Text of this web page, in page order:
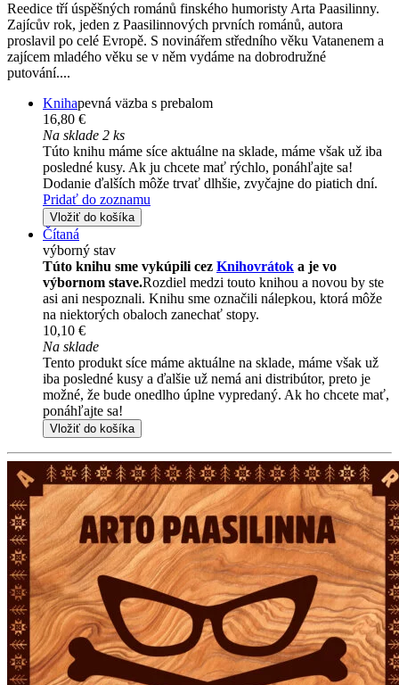
Reedice tří úspěšných románů finského humoristy Arta Paasilinny.
Zajícův rok, jeden z Paasilinnových prvních románů, autora
proslavil po celé Evropě. S novinářem středního věku Vatanenem a
zajícem mladého věku se v něm vydáme na dobrodružné
putování....
Knihapevná väzba s prebalom
16,80 €
Na sklade 2 ks
Túto knihu máme síce aktuálne na sklade, máme však už iba
posledné kusy. Ak ju chcete mať rýchlo, ponáhľajte sa!
Dodanie ďalších môže trvať dlhšie, zvyčajne do piatich dní.
Pridať do zoznamu
Vložiť do košíka
Čítaná
výborný stav
Túto knihu sme vykúpili cez Knihovrátok a je vo
výbornom stave.Rozdiel medzi touto knihou a novou by ste
asi ani nespoznali. Knihu sme označili nálepkou, ktorá môže
na niektorých obaloch zanechať stopy.
10,10 €
Na sklade
Tento produkt síce máme aktuálne na sklade, máme však už
iba posledné kusy a ďalšie už nemá ani distribútor, preto je
možné, že bude onedlho úplne vypredaný. Ak ho chcete mať,
ponáhľajte sa!
Vložiť do košíka